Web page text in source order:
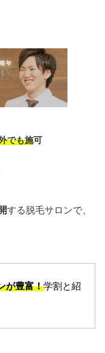
でも施可
する脱毛サロンで、
が豊富！学割と紹